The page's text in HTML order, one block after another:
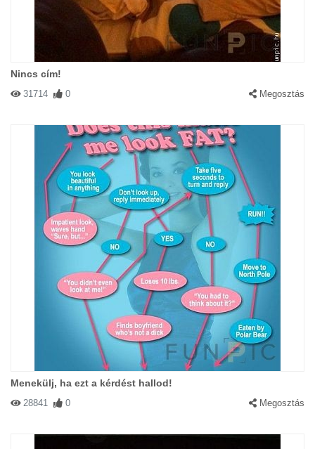
Nincs cím!
31714 0 Megosztás
Menekülj, ha ezt a kérdést hallod!
28841 0 Megosztás